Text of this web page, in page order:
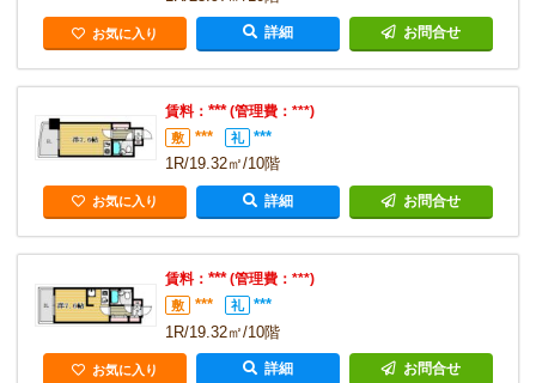
お気に入り 詳細 お問合せ
賃料： ***(管理費：***)
敷 *** 礼
***
1R/19.32㎡/10階
お気に入り 詳細 お問合せ
賃料： ***(管理費：***)
敷 *** 礼
***
1R/19.32㎡/10階
お気に入り 詳細 お問合せ